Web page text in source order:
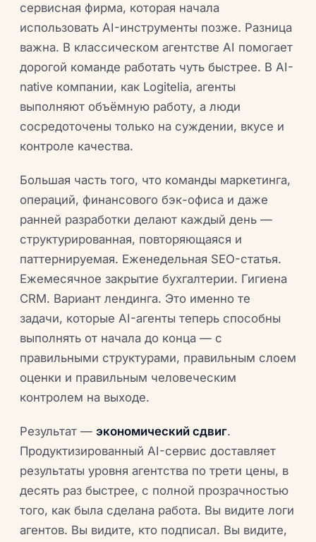
сервисная фирма, которая начала
использовать AI-инструменты позже. Разница
важна. В классическом агентстве AI помогает
дорогой команде работать чуть быстрее. В AI-
native компании, как Logitelia, агенты
выполняют объёмную работу, а люди
сосредоточены только на суждении, вкусе и
контроле качества.
Большая часть того, что команды маркетинга,
операций, финансового бэк-офиса и даже
ранней разработки делают каждый день —
структурированная, повторяющаяся и
паттернируемая. Еженедельная SEO-статья.
Ежемесячное закрытие бухгалтерии. Гигиена
CRM. Вариант лендинга. Это именно те
задачи, которые AI-агенты теперь способны
выполнять от начала до конца — с
правильными структурами, правильным слоем
оценки и правильным человеческим
контролем на выходе.
Результат — экономический сдвиг.
Продуктизированный AI-сервис доставляет
результаты уровня агентства по трети цены, в
десять раз быстрее, с полной прозрачностью
того, как была сделана работа. Вы видите логи
агентов. Вы видите, кто подписал. Вы видите,